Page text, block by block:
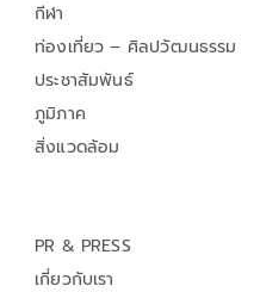
กีฬา
ท่องเที่ยว – ศิลปวัฒนธรรม
ประชาสัมพันธ์
ภูมิภาค
สิ่งแวดล้อม
PR & PRESS
เกี่ยวกับเรา